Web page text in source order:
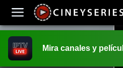
Mira canales y